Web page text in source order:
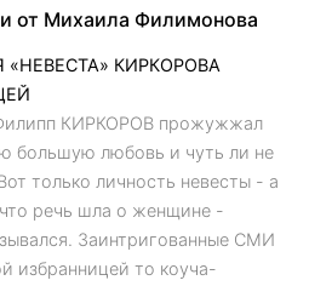
от Михаила Филимонова
КИРКОРОВА
КИРКОРОВ прожужжал
большую любовь и чуть ли не
только личность невесты - а
что речь шла о женщине -
Заинтригованные СМИ
избранницей то коуча-